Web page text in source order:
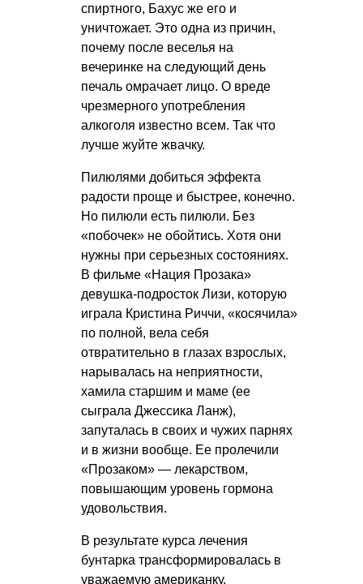
спиртного, Бахус же его и
уничтожает. Это одна из причин,
почему после веселья на
вечеринке на следующий день
печаль омрачает лицо. О вреде
чрезмерного употребления
алкоголя известно всем. Так что
лучше жуйте жвачку.
Пилюлями добиться эффекта
радости проще и быстрее, конечно.
Но пилюли есть пилюли. Без
«побочек» не обойтись. Хотя они
нужны при серьезных состояниях.
В фильме «Нация Прозака»
девушка-подросток Лизи, которую
играла Кристина Риччи, «косячила»
по полной, вела себя
отвратительно в глазах взрослых,
нарывалась на неприятности,
хамила старшим и маме (ее
сыграла Джессика Ланж),
запуталась в своих и чужих парнях
и в жизни вообще. Ее пролечили
«Прозаком» — лекарством,
повышающим уровень гормона
удовольствия.
В результате курса лечения
бунтарка трансформировалась в
уважаемую американку.